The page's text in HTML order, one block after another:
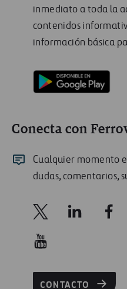
inmediato a toda la
contenidos
información básica
Conecta con
Cualquier momento
dudas, comentarios,
CONTACTO